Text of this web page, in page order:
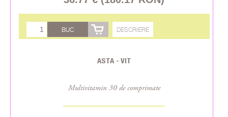
BUC DESCRIERE
ASTA - VIT
Multivitamin 30 de comprimate